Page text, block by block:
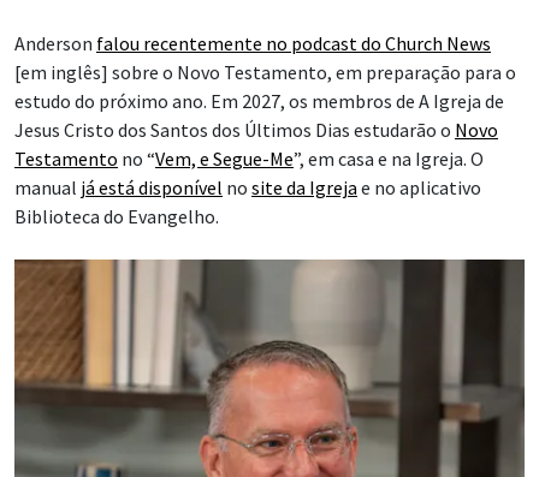
Anderson falou recentemente no podcast do Church News
[em inglês] sobre o Novo Testamento, em preparação para o
estudo do próximo ano. Em 2027, os membros de A Igreja de
Jesus Cristo dos Santos dos Últimos Dias estudarão o Novo
Testamento no “Vem, e Segue-Me”, em casa e na Igreja. O
manual já está disponível no site da Igreja e no aplicativo
Biblioteca do Evangelho.